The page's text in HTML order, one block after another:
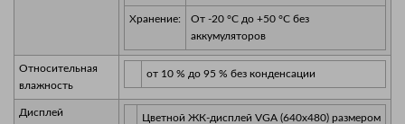
Хранение:
От -20 °C до +50 °C без
аккумуляторов
Относительная
влажность
от 10 % до 95 % без конденсации
Дисплей
Цветной ЖК-дисплей VGA (640x480) размером